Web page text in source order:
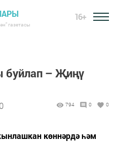
газетасы
16+
буйлап – Җиңү
794 0 0
көннәрдә һәм